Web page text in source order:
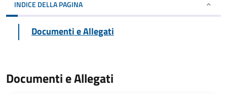
INDICE DELLA PAGINA
Documenti e Allegati
Documenti e Allegati